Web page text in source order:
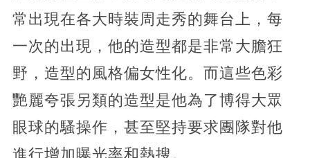
常出現在各大時裝周走秀的舞台上，每
一次的出現，他的造型都是非常大膽狂
野，造型的風格偏女性化。而這些色彩
艷麗夸張另類的造型是他為了博得大眾
眼球的騷操作，甚至堅持要求團隊對他
進行增加曝光率和熱搜。